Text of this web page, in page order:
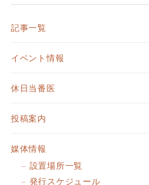
記事一覧
イベント情報
休日当番医
投稿案内
媒体情報
設置場所一覧
発行スケジュール